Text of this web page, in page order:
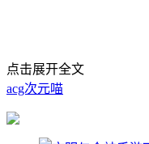
点击展开全文
acg次元喵